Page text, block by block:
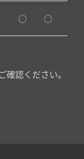
○ ○
確認ください。